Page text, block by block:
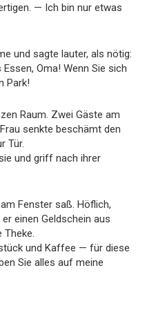
— Ich bin nur etwas
und sagte lauter, als nötig:
Oma! Wenn Sie sich
Park!
Raum. Zwei Gäste am
senkte beschämt den
Tür.
und griff nach ihrer
Fenster saß. Höflich,
einen Geldschein aus
Theke.
und Kaffee — für diese
Sie alles auf meine